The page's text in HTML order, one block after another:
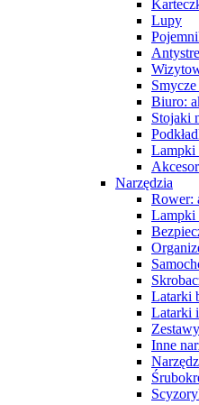
Lupy
Biuro:
Stojaki
Lampki
Narzędzia
Rower:
Lampki
Latarki
Latarki
Inne